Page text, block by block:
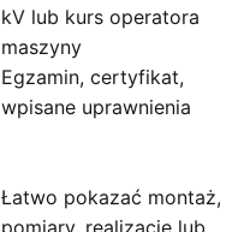
kV lub kurs operatora
maszyny
Egzamin, certyfikat,
wpisane uprawnienia
Łatwo pokazać montaż,
pomiary, realizację lub